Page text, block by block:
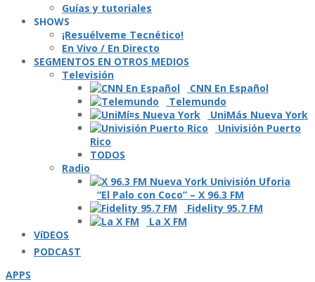
Guí­as y tutoriales
SHOWS
¡Resuélveme Tecnético!
En Vivo / En Directo
SEGMENTOS EN OTROS MEDIOS
Televisión
CNN En Español
Telemundo
UniMás Nueva York
Univisión Puerto
Rico
TODOS
Radio
“El Palo con Coco” – X 96.3 FM
Fidelity 95.7 FM
La X FM
VíDEOS
PODCAST
APPS